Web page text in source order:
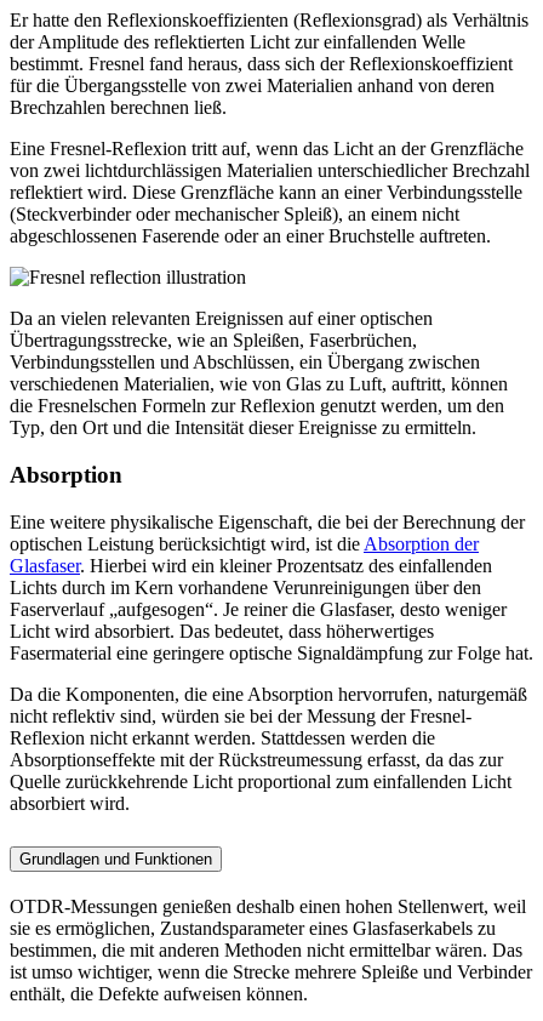
Er hatte den Reflexionskoeffizienten (Reflexionsgrad) als Verhältnis
der Amplitude des reflektierten Licht zur einfallenden Welle
bestimmt. Fresnel fand heraus, dass sich der Reflexionskoeffizient
für die Übergangsstelle von zwei Materialien anhand von deren
Brechzahlen berechnen ließ.
Eine Fresnel-Reflexion tritt auf, wenn das Licht an der Grenzfläche
von zwei lichtdurchlässigen Materialien unterschiedlicher Brechzahl
reflektiert wird. Diese Grenzfläche kann an einer Verbindungsstelle
(Steckverbinder oder mechanischer Spleiß), an einem nicht
abgeschlossenen Faserende oder an einer Bruchstelle auftreten.
Da an vielen relevanten Ereignissen auf einer optischen
Übertragungsstrecke, wie an Spleißen, Faserbrüchen,
Verbindungsstellen und Abschlüssen, ein Übergang zwischen
verschiedenen Materialien, wie von Glas zu Luft, auftritt, können
die Fresnelschen Formeln zur Reflexion genutzt werden, um den
Typ, den Ort und die Intensität dieser Ereignisse zu ermitteln.
Absorption
Eine weitere physikalische Eigenschaft, die bei der Berechnung der
optischen Leistung berücksichtigt wird, ist die Absorption der
Glasfaser. Hierbei wird ein kleiner Prozentsatz des einfallenden
Lichts durch im Kern vorhandene Verunreinigungen über den
Faserverlauf „aufgesogen“. Je reiner die Glasfaser, desto weniger
Licht wird absorbiert. Das bedeutet, dass höherwertiges
Fasermaterial eine geringere optische Signaldämpfung zur Folge hat.
Da die Komponenten, die eine Absorption hervorrufen, naturgemäß
nicht reflektiv sind, würden sie bei der Messung der Fresnel-
Reflexion nicht erkannt werden. Stattdessen werden die
Absorptionseffekte mit der Rückstreumessung erfasst, da das zur
Quelle zurückkehrende Licht proportional zum einfallenden Licht
absorbiert wird.
Grundlagen und Funktionen
OTDR-Messungen genießen deshalb einen hohen Stellenwert, weil
sie es ermöglichen, Zustandsparameter eines Glasfaserkabels zu
bestimmen, die mit anderen Methoden nicht ermittelbar wären. Das
ist umso wichtiger, wenn die Strecke mehrere Spleiße und Verbinder
enthält, die Defekte aufweisen können.